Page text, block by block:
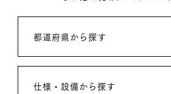
都道府県から探す
仕様・設備から探す